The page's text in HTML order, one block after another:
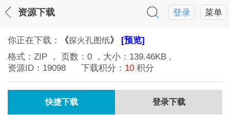
菜单
登录
资源下载
你正在下载： 《探火孔图纸》 [预览]
格式： ZIP ， 页数： 0 ，大小： 139.46KB ,
资源ID： 19098 下载积分： 10 积分
快捷下载 登录下载